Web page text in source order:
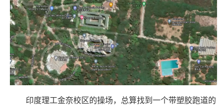
印度理工金奈校区的操场，总算找到一个带塑胶跑道的